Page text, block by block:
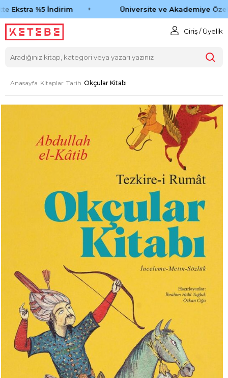
Ekstra %5 İndirim Üniversite ve Akademiye Özel
Giriş / Üyelik
Anasayfa Kitaplar Tarih Okçular Kitabı